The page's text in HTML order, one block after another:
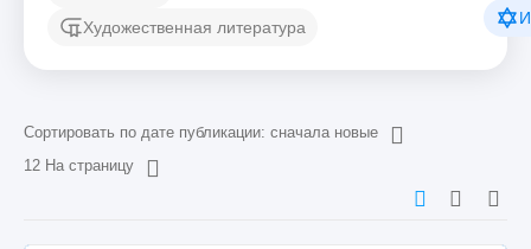
Художественная литература
Сортировать по дате публикации: сначала новые
12 На страницу